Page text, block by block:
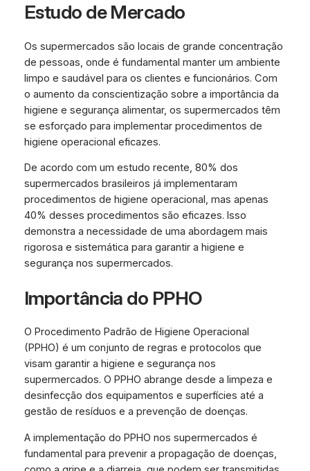
Estudo de Mercado
Os supermercados são locais de grande concentração
de pessoas, onde é fundamental manter um ambiente
limpo e saudável para os clientes e funcionários. Com
o aumento da conscientização sobre a importância da
higiene e segurança alimentar, os supermercados têm
se esforçado para implementar procedimentos de
higiene operacional eficazes.
De acordo com um estudo recente, 80% dos
supermercados brasileiros já implementaram
procedimentos de higiene operacional, mas apenas
40% desses procedimentos são eficazes. Isso
demonstra a necessidade de uma abordagem mais
rigorosa e sistemática para garantir a higiene e
segurança nos supermercados.
Importância do PPHO
O Procedimento Padrão de Higiene Operacional
(PPHO) é um conjunto de regras e protocolos que
visam garantir a higiene e segurança nos
supermercados. O PPHO abrange desde a limpeza e
desinfecção dos equipamentos e superfícies até a
gestão de resíduos e a prevenção de doenças.
A implementação do PPHO nos supermercados é
fundamental para prevenir a propagação de doenças,